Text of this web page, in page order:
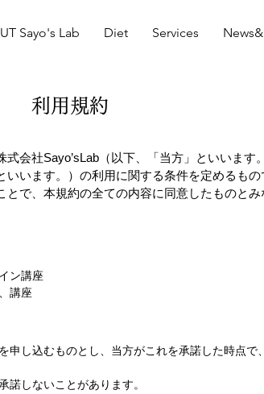
Sayo's Lab Diet Services
利用規約
会社Sayo’sLab（以下、「当方」といいます
います。）の利用に関する条件を定めるもの
で、本規約の全ての内容に同意したものとみ
ン講座
講座
し込むものとし、当方がこれを承諾した時点で
諾しないことがあります。